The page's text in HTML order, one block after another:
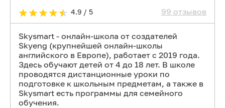
4.9 / 5 99 отзывов
Skysmart - онлайн-школа от создателей
Skyeng (крупнейшей онлайн-школы
английского в Европе), работает с 2019 года.
Здесь обучают детей от 4 до 18 лет. В школе
проводятся дистанционные уроки по
подготовке к школьным предметам, а также в
Skysmart есть программы для семейного
обучения.